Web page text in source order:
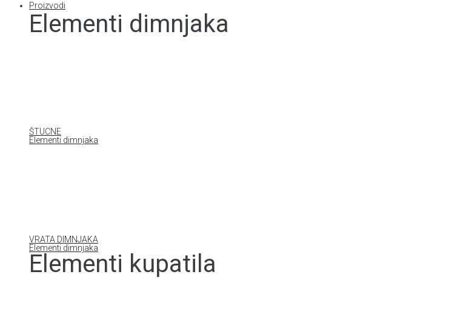
Proizvodi
Elementi dimnjaka
ŠTUCNE
Elementi dimnjaka
VRATA DIMNJAKA
Elementi dimnjaka
Elementi kupatila